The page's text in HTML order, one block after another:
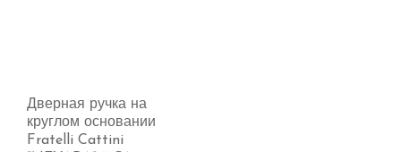
Дверная ручка на
круглом основании
Fratelli Cattini